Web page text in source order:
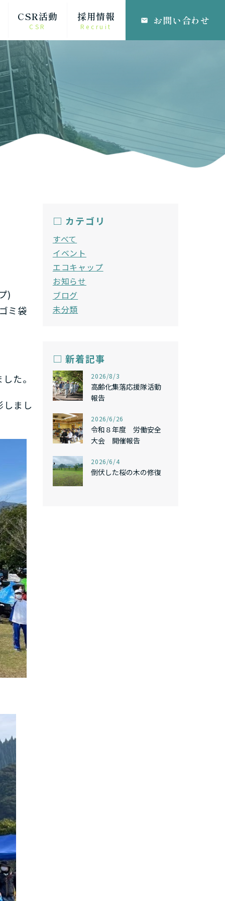
CSR活動
CSR
採用情報
Recruit
email お問い合わせ
)
ミ袋
た。
まし
□ カテゴリ
すべて
イベント
エコキャップ
お知らせ
ブログ
未分類
□ 新着記事
, 2026/8/3
高齢化集落応援隊活動
報告
, 2026/6/26
令和８年度 労働安全
大会 開催報告
, 2026/6/4
倒伏した桜の木の修復